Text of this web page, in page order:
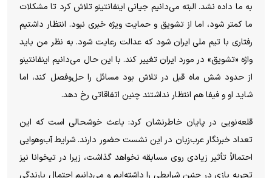
به ما داده نشد. البته می‌دانیم جیانی اینفانتینو تلاش کرد تا مشکلات
ما کمتر شود، اما از تشویق و حمایت ویژه خبری نبود. انتظار داشتیم
رفتاری با تیم ملی ایران شود که عدالت رعایت شود. به نظر من باید
واژه «تشویق» در مورد ایران تغییر کند. با این حال می‌دانیم اینفانتینو
از حدود شش ماه قبل در تلاش بود مسائل را حل‌وفصل کند، اما
شاید او و فیفا هم انتظار نداشتند چنین اتفاقاتی رخ دهد.
قلعه‌نویی در پایان خاطرنشان کرد: باعث خوشحالی است که این
تعداد خبرنگار عرب‌زبان در این نشست حضور دارند. شرایط آب‌وهوایی
احتمالاً تأثیر زیادی روی مسابقه نخواهد گذاشت، زیرا در تیخوانا نیز